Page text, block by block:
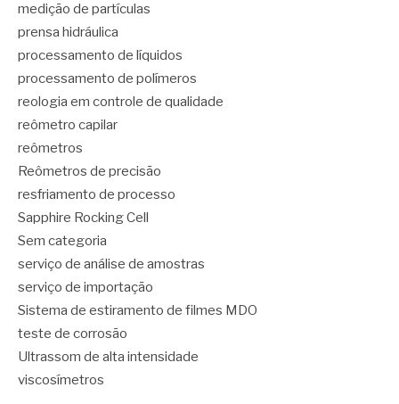
medição de partículas
prensa hidráulica
processamento de líquidos
processamento de polímeros
reologia em controle de qualidade
reômetro capilar
reômetros
Reômetros de precisão
resfriamento de processo
Sapphire Rocking Cell
Sem categoria
serviço de análise de amostras
serviço de importação
Sistema de estiramento de filmes MDO
teste de corrosão
Ultrassom de alta intensidade
viscosímetros